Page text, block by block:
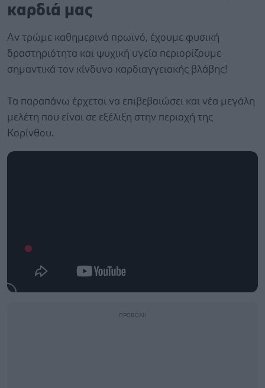
καρδιά μας
Αν τρώμε καθημερινά πρωϊνό, έχουμε φυσική
δραστηριότητα και ψυχική υγεία περιορίζουμε
σημαντικά τον κίνδυνο καρδιαγγειακής βλάβης!
Τα παραπάνω έρχεται να επιβεβαιώσει και νέα μεγάλη
μελέτη που είναι σε εξέλιξη στην περιοχή της
Κορίνθου.